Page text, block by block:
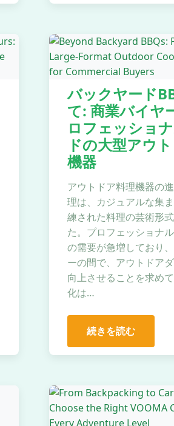
バックヤード
て: 商業バイヤ
ロフェッショ
ドの大型アウ
機器
アウトドア料理機器の
理は、カジュアルな集
練された料理の芸術形
た。プロフェッショナ
の需要が急増しており
ーの間で、アウトドア
向上させることを求め
化は…
続きを読む